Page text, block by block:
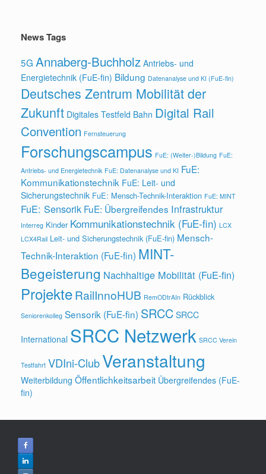
News Tags
5G Annaberg-Buchholz Antriebs- und
Energietechnik (FuE-fin) Bildung Datenanalyse und KI (FuE-fin)
Deutsches Zentrum Mobilität der
Zukunft Digitales Testfeld Bahn Digital Rail
Convention Fernsteuerung
Forschungscampus FuE: (Weiter-)Bildung FuE:
Antriebs- und Energietechnik FuE: Datenanalyse und KI FuE:
Kommunikationstechnik FuE: Leit- und
Sicherungstechnik FuE: Mensch-Technik-Interaktion FuE: MINT
FuE: Sensorik FuE: Übergreifendes Infrastruktur
Interreg Kinder Kommunikationstechnik (FuE-fin) LCX
LCX4Rail Leit- und Sicherungstechnik (FuE-fin) Mensch-
Technik-Interaktion (FuE-fin) MINT-
Begeisterung Nachhaltige Mobilität (FuE-fin)
ProjekteRailInnoHUB RemODtrAIn Rückblick
Seniorenkolleg Sensorik (FuE-fin) SRCC SRCC
International SRCC Netzwerk SRCC Verein
Testfahrt VDIni-ClubVeranstaltung
Weiterbildung Öffentlichkeitsarbeit Übergreifendes (FuE-
fin)